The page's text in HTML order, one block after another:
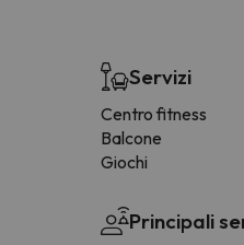
Servizi
Centro fitness
Balcone
Giochi
Principali